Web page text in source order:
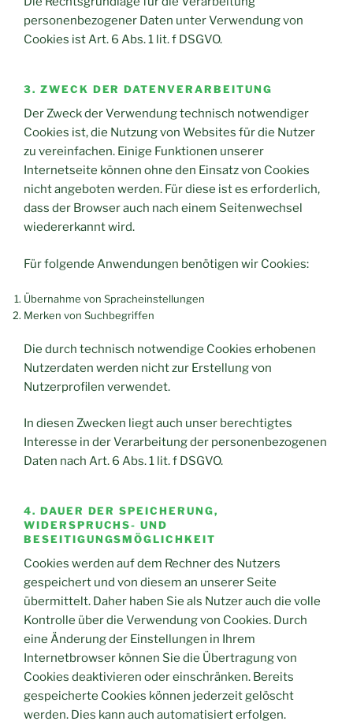
personenbezogener Daten unter Verwendung von
Cookies ist Art. 6 Abs. 1 lit. f DSGVO.
3. ZWECK DER DATENVERARBEITUNG
Der Zweck der Verwendung technisch notwendiger
Cookies ist, die Nutzung von Websites für die Nutzer
zu vereinfachen. Einige Funktionen unserer
Internetseite können ohne den Einsatz von Cookies
nicht angeboten werden. Für diese ist es erforderlich,
dass der Browser auch nach einem Seitenwechsel
wiedererkannt wird.
Für folgende Anwendungen benötigen wir Cookies:
Übernahme von Spracheinstellungen
Merken von Suchbegriffen
Die durch technisch notwendige Cookies erhobenen
Nutzerdaten werden nicht zur Erstellung von
Nutzerprofilen verwendet.
In diesen Zwecken liegt auch unser berechtigtes
Interesse in der Verarbeitung der personenbezogenen
Daten nach Art. 6 Abs. 1 lit. f DSGVO.
4. DAUER DER SPEICHERUNG,
WIDERSPRUCHS- UND
BESEITIGUNGSMÖGLICHKEIT
Cookies werden auf dem Rechner des Nutzers
gespeichert und von diesem an unserer Seite
übermittelt. Daher haben Sie als Nutzer auch die volle
Kontrolle über die Verwendung von Cookies. Durch
eine Änderung der Einstellungen in Ihrem
Internetbrowser können Sie die Übertragung von
Cookies deaktivieren oder einschränken. Bereits
gespeicherte Cookies können jederzeit gelöscht
werden. Dies kann auch automatisiert erfolgen.